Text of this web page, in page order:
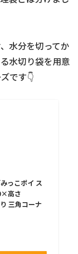
水分を切ってか
水切り袋を用意
です👇
っこポイ ス
高さ
三角コーナ